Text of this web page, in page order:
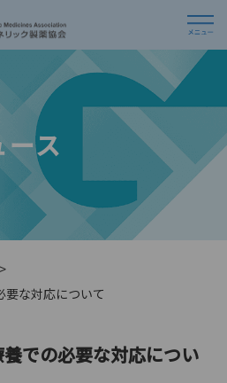
ス
な対応について
での必要な対応につい